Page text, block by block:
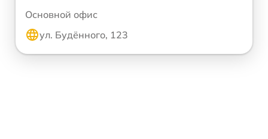
Основной офис
ул. Будённого, 123